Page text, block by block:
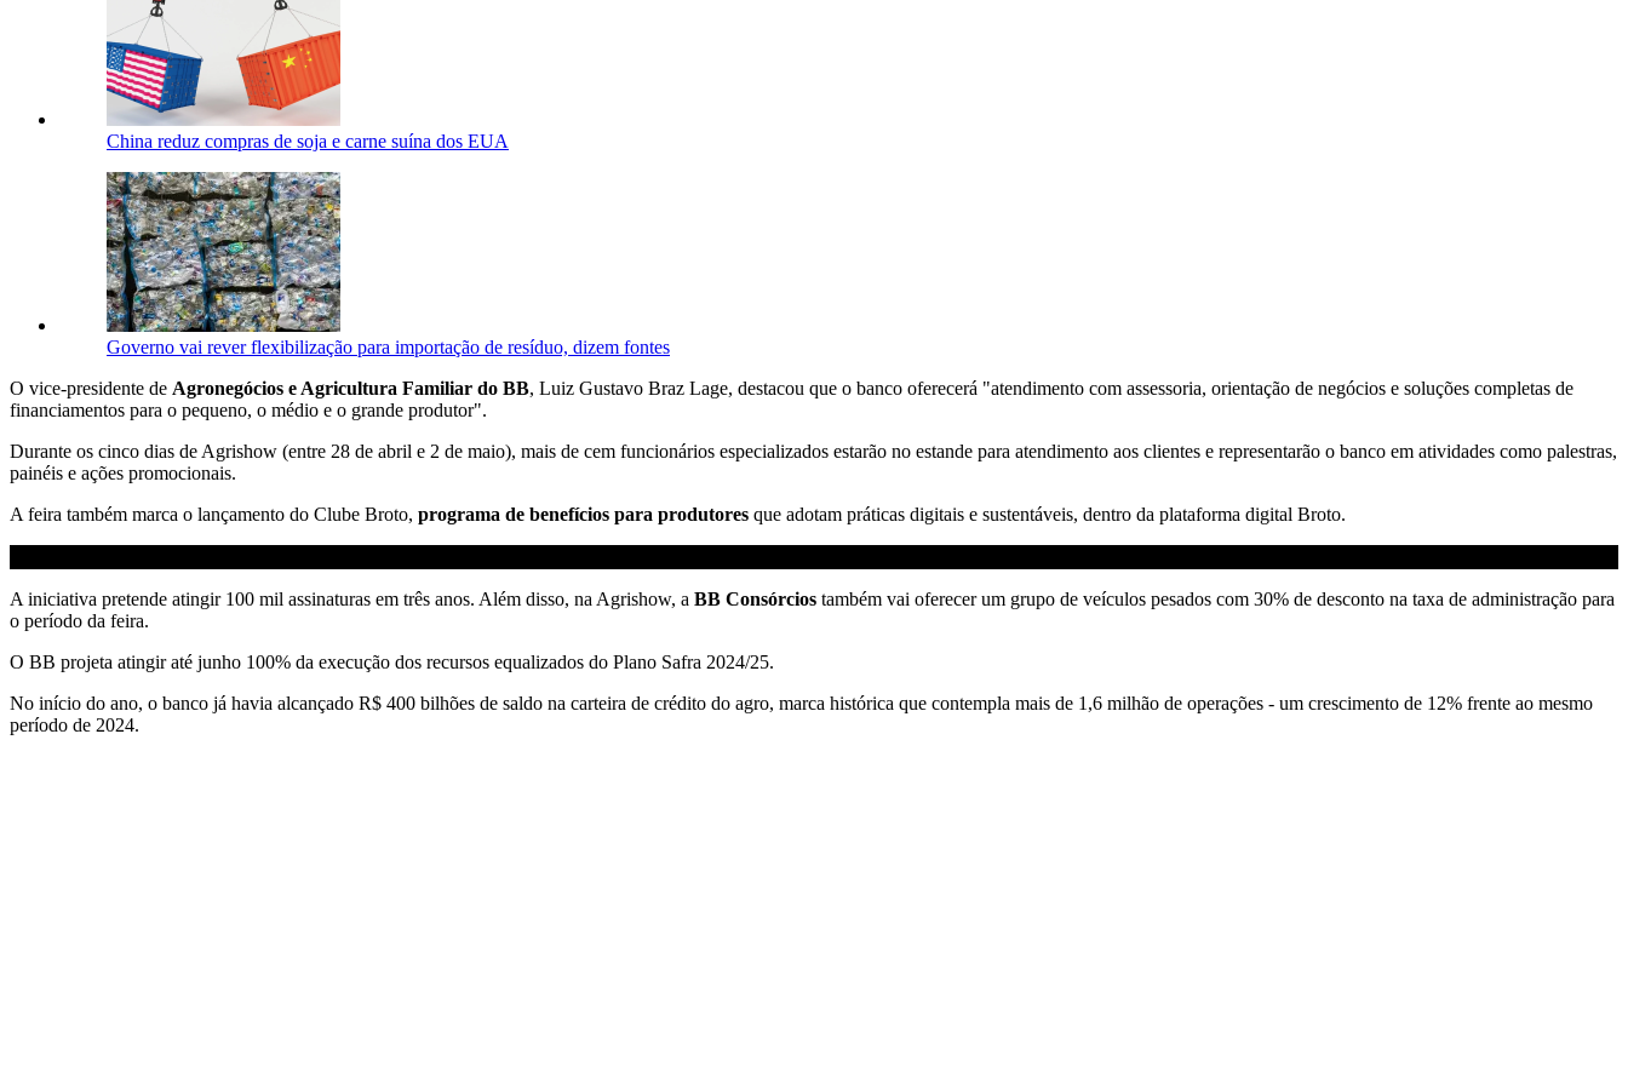
China reduz compras de soja e carne suína dos EUA
Governo vai rever flexibilização para importação de resíduo, dizem fontes
O vice-presidente de Agronegócios e Agricultura Familiar do BB, Luiz Gustavo Braz Lage, destacou que o banco oferecerá "atendimento com assessoria, orientação de negócios e soluções completas de
financiamentos para o pequeno, o médio e o grande produtor".
Durante os cinco dias de Agrishow (entre 28 de abril e 2 de maio), mais de cem funcionários especializados estarão no estande para atendimento aos clientes e representarão o banco em atividades como palestras,
painéis e ações promocionais.
A feira também marca o lançamento do Clube Broto, programa de benefícios para produtores que adotam práticas digitais e sustentáveis, dentro da plataforma digital Broto.
A iniciativa pretende atingir 100 mil assinaturas em três anos. Além disso, na Agrishow, a BB Consórcios também vai oferecer um grupo de veículos pesados com 30% de desconto na taxa de administração para
o período da feira.
O BB projeta atingir até junho 100% da execução dos recursos equalizados do Plano Safra 2024/25.
No início do ano, o banco já havia alcançado R$ 400 bilhões de saldo na carteira de crédito do agro, marca histórica que contempla mais de 1,6 milhão de operações - um crescimento de 12% frente ao mesmo
período de 2024.